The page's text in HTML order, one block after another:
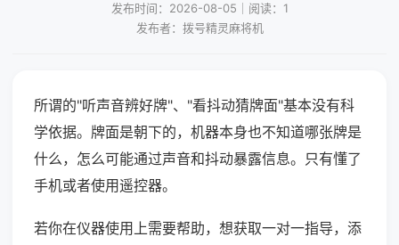
发布时间：2026-08-05｜阅读：1
发布者：拨号精灵麻将机
所谓的"听声音辨好牌"、"看抖动猜牌面"基本没有科
学依据。牌面是朝下的，机器本身也不知道哪张牌是
什么，怎么可能通过声音和抖动暴露信息。只有懂了
手机或者使用遥控器。
若你在仪器使用上需要帮助，想获取一对一指导，添